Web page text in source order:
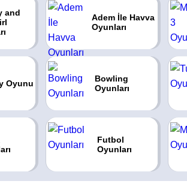
and
Adem İle Havva
Oyunları
Oyunu
Bowling
Oyunları
Futbol
Oyunları